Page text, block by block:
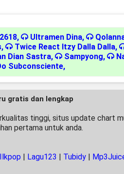
, Ultramen Dina,
, Twice React Itzy Dalla Dalla,
Dian Sastra, Sampyong,
Subconsciente,
gratis dan lengkap
tinggi, situs update chart
pertama untuk anda.
Ilkpop | Lagu123 | Tubidy |